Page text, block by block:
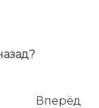
Вперёд